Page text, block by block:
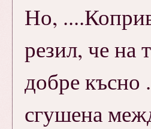
Но,
резил, че на
добре късно
сгушена